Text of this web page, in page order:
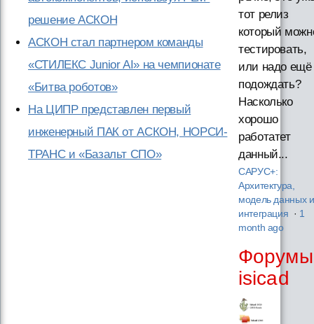
решение АСКОН
АСКОН стал партнером команды
«СТИЛЕКС Junior AI» на чемпионате
«Битва роботов»
На ЦИПР представлен первый
инженерный ПАК от АСКОН, НОРСИ-
ТРАНС и «Базальт СПО»
тот релиз
который
тестировать,
или надо ещё
подождать?
Насколько
хорошо
работатет
данный...
САРУС+:
Архитектура,
модель данных и
интеграция · 1
month ago
Форумы
isicad